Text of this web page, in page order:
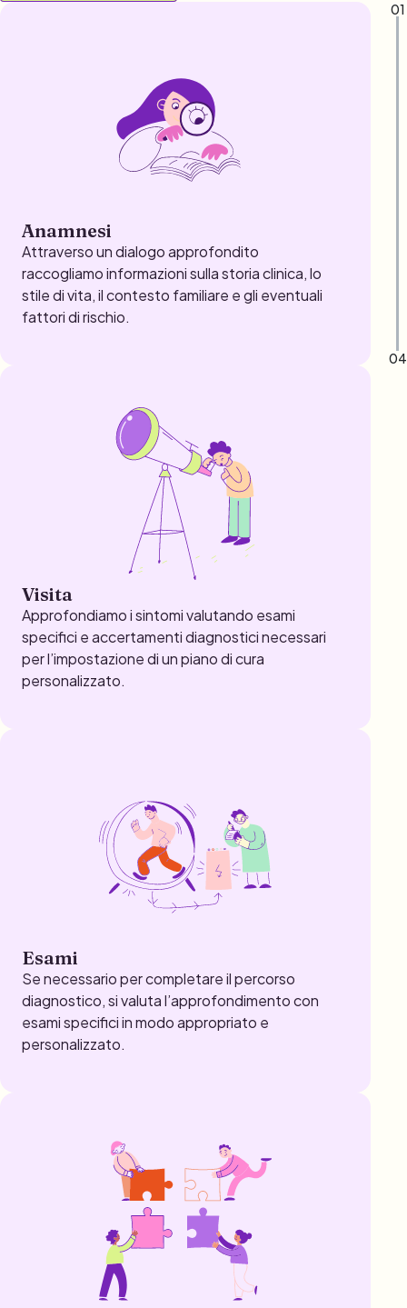
Anamnesi
Attraverso un dialogo approfondito
raccogliamo informazioni sulla storia clinica, lo
stile di vita, il contesto familiare e gli eventuali
fattori di rischio.
Visita
Approfondiamo i sintomi valutando esami
specifici e accertamenti diagnostici necessari
per l’impostazione di un piano di cura
personalizzato.
Esami
Se necessario per completare il percorso
diagnostico, si valuta l’approfondimento con
esami specifici in modo appropriato e
personalizzato.
01
04